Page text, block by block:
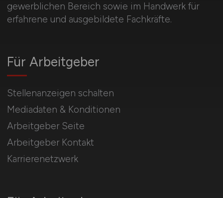
gewerblichen Bereich sowie im Handwerk für
erfahrene und ausgebildete Fachkräfte.
Für Arbeitgeber
Stellenanzeigen schalten
Mediadaten & Konditionen
Arbeitgeber Seite
Arbeitgeber Kontakt
Karrierenetzwerk